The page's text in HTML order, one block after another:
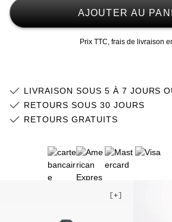
S
XL
AJOUTER AU
Prix TTC, frais de livraison
LIVRAISON SOUS 5 À 7 JOURS
RETOURS SOUS 30 JOURS
RETOURS GRATUITS